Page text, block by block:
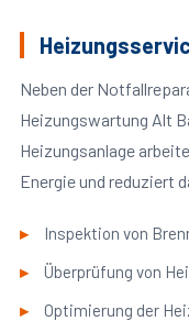
Neben der
Heizungswartung Alt
Heizungsanlage
Energie und reduziert
Inspektion von
Überprüfung von
Optimierung der